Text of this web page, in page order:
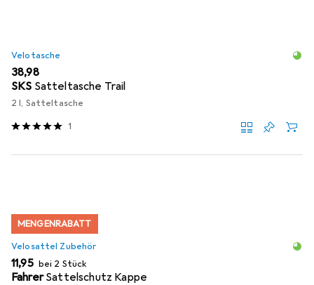
Velotasche
EUR
38,98
SKS Satteltasche Trail
2 l, Satteltasche
1
MENGENRABATT
Velosattel Zubehör
EUR
11,95 bei 2 Stück
Fahrer Sattelschutz Kappe